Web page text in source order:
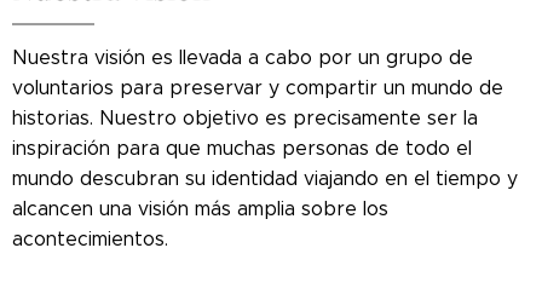
Nuestra visión es llevada a cabo por un grupo de
voluntarios para preservar y compartir un mundo de
historias. Nuestro objetivo es precisamente ser la
inspiración para que muchas personas de todo el
mundo descubran su identidad viajando en el tiempo y
alcancen una visión más amplia sobre los
acontecimientos.